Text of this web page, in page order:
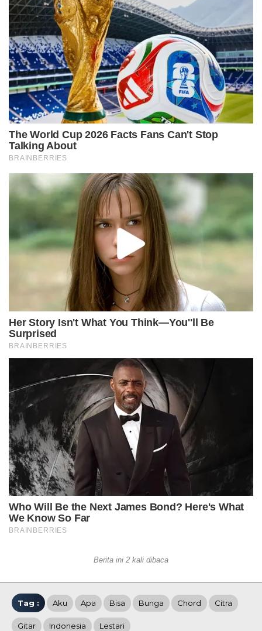
Berita ini 2 kali dibaca
Tag : Aku Apa Bisa Bunga Chord Citra
Gitar Indonesia Lestari